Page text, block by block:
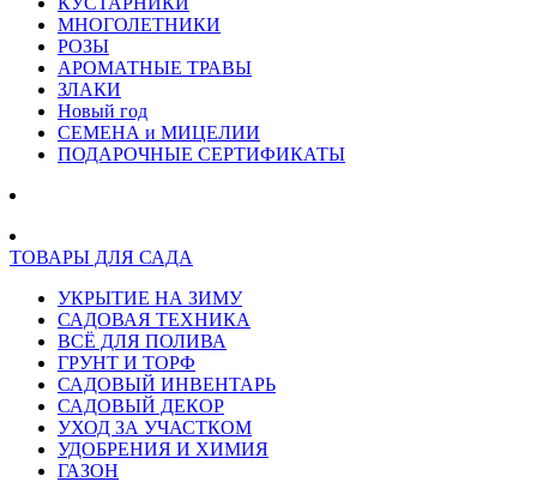
МНОГОЛЕТНИКИ
РОЗЫ
АРОМАТНЫЕ ТРАВЫ
ЗЛАКИ
Новый год
СЕМЕНА и МИЦЕЛИИ
ПОДАРОЧНЫЕ СЕРТИФИКАТЫ
ТОВАРЫ ДЛЯ САДА
УКРЫТИЕ НА ЗИМУ
САДОВАЯ ТЕХНИКА
ВСЁ ДЛЯ ПОЛИВА
ГРУНТ И ТОРФ
САДОВЫЙ ИНВЕНТАРЬ
САДОВЫЙ ДЕКОР
УХОД ЗА УЧАСТКОМ
УДОБРЕНИЯ И ХИМИЯ
ГАЗОН